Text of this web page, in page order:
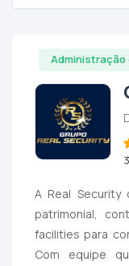
Administração
A Real Security
patrimonial,
facilities para
Com equipe